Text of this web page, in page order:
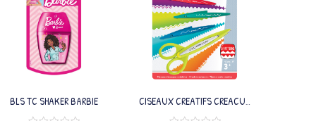
BLS TC SHAKER BARBIE
CISEAUX CREATIFS CREACUT
AVEC 5LAMES